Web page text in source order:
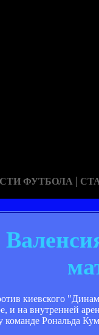
ФУТБОЛА |
киевского
и на внутренней
команде Рональда